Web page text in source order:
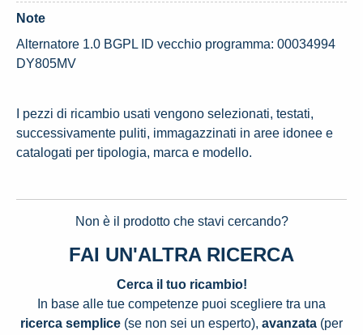
Note
Alternatore 1.0 BGPL ID vecchio programma: 00034994
DY805MV
I pezzi di ricambio usati vengono selezionati, testati,
successivamente puliti, immagazzinati in aree idonee e
catalogati per tipologia, marca e modello.
Non è il prodotto che stavi cercando?
FAI UN'ALTRA RICERCA
Cerca il tuo ricambio!
In base alle tue competenze puoi scegliere tra una
ricerca semplice (se non sei un esperto), avanzata (per